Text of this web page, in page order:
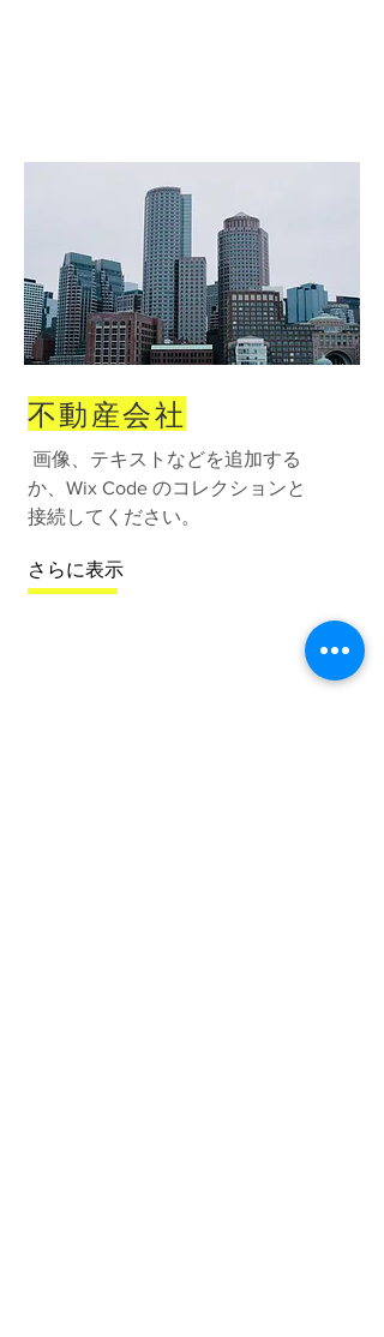
不動産会社
画像、テキストなどを追加する
か、Wix Code のコレクションと
接続してください。
さらに表示